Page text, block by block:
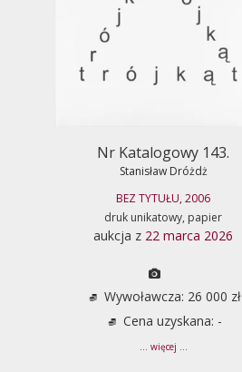
Nr Katalogowy 143.
Stanisław Dróżdż
BEZ TYTUŁU, 2006
druk unikatowy, papier
aukcja z 22 marca 2026
Wywoławcza: 26 000 zł
Cena uzyskana: -
... więcej ...